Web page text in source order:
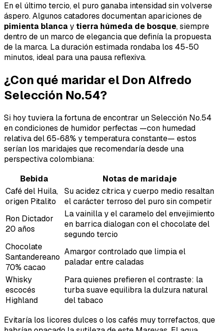
En el último tercio, el puro ganaba intensidad sin volverse
áspero. Algunos catadores documentan apariciones de
pimienta blancaytierra húmeda de bosque, siempre
dentro de un marco de elegancia que definía la propuesta
de la marca. La duración estimada rondaba los 45-50
minutos, ideal para una pausa reflexiva.
¿Con qué maridar el Don Alfredo
Selección No.54?
Si hoy tuviera la fortuna de encontrar un Selección No.54
en condiciones de humidor perfectas —con humedad
relativa del 65-68% y temperatura constante— estos
serían los maridajes que recomendaría desde una
perspectiva colombiana:
Bebida
Notas de maridaje
Café del Huila,
origen Pitalito
Su acidez cítrica y cuerpo medio resaltan
el carácter terroso del puro sin competir
Ron Dictador
20 años
La vainilla y el caramelo del envejimiento
en barrica dialogan con el chocolate del
segundo tercio
Chocolate
Santandereano
70% cacao
Amargor controlado que limpia el
paladar entre caladas
Whisky
escocés
Highland
Para quienes prefieren el contraste: la
turba suave equilibra la dulzura natural
del tabaco
Evitaría los licores dulces o los cafés muy torrefactos, que